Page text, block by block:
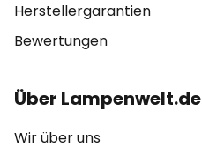
Herstellergarantien
Bewertungen
Über Lampenwelt.de
Wir über uns